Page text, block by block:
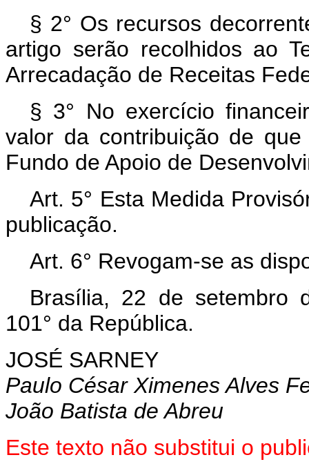
§ 2° Os recursos
artigo serão recolhidos ao
Arrecadação de Receitas
§ 3° No exercício
valor da contribuição de
Fundo de Apoio de
Art. 5° Esta Medida
publicação.
Art. 6° Revogam-se as
Brasília, 22 de setembro
101° da República.
JOSÉ SARNEY
Paulo César Ximenes Alves
João Batista de Abreu
Este texto não substitui o